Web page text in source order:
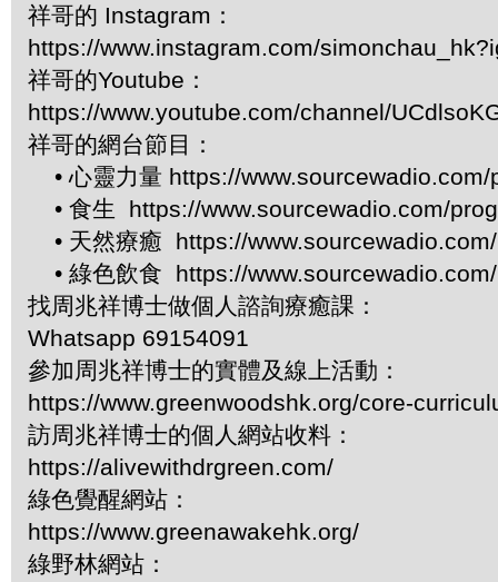
祥哥的 Instagram：
https://www.instagram.com/
祥哥的Youtube：
https://www.youtube.com/channel/
祥哥的網台節目：
• 心靈力量 https://
• 食生 https://www.sourcewadio.com/
• 天然療癒 https://
• 綠色飲食 https://
找周兆祥博士做個人諮詢療癒課：
Whatsapp 69154091
參加周兆祥博士的實體及線上活動：
https://www.greenwoodshk.org/core-
訪周兆祥博士的個人網站收料：
https://alivewithdrgreen.com/
綠色覺醒網站：
https://www.greenawakehk.org/
綠野林網站：